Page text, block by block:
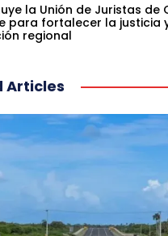
la Unión de Juristas de
para fortalecer la justicia
regional
Articles